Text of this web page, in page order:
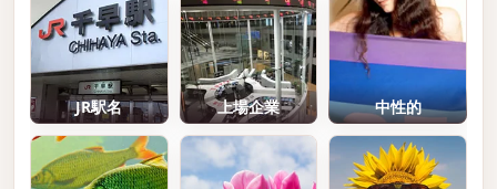
JR駅名 上場企業 中性的